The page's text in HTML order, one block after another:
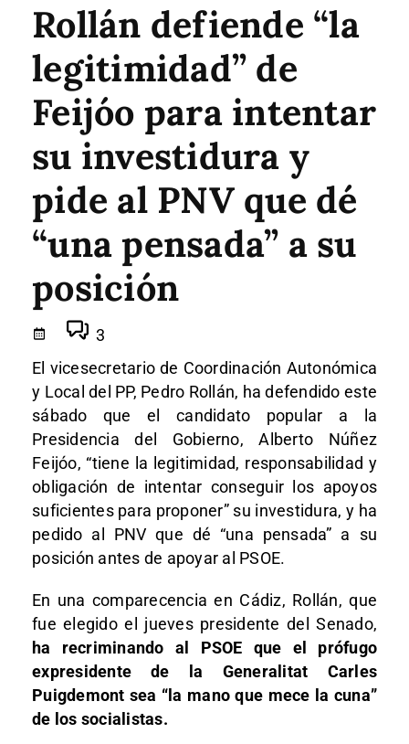
Rollán defiende “la
legitimidad” de
Feijóo para intentar
su investidura y
pide al PNV que dé
“una pensada” a su
posición
3
El vicesecretario de Coordinación Autonómica
y Local del PP, Pedro Rollán, ha defendido este
sábado que el candidato popular a la
Presidencia del Gobierno, Alberto Núñez
Feijóo, “tiene la legitimidad, responsabilidad y
obligación de intentar conseguir los apoyos
suficientes para proponer” su investidura, y ha
pedido al PNV que dé “una pensada” a su
posición antes de apoyar al PSOE.
En una comparecencia en Cádiz, Rollán, que
fue elegido el jueves presidente del Senado,
ha recriminando al PSOE que el prófugo
expresidente de la Generalitat Carles
Puigdemont sea “la mano que mece la cuna”
de los socialistas.